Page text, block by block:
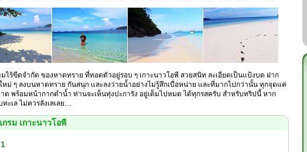
ไร้ขีดจำกัด ของหาดทราย ที่ทอดตัวอยู่รอบ ๆ เกาะนาวโอพี สวยสนิท ละเอียดเป็นแป้งบด ฝาก
หม่ ๆ ลงบนหาดทราย กันสนุก และลงว่ายน้ำอย่างไม่รู้สึกเบื่อหน่าย และที่มากไปกว่านั้น ทุกจุดแค่
ด พร้อมหน้ากากดำน้ำ ท่านจะเห็นทุ่งปะการัง อยู่เต็มไปหมด ได้ทุกรสครับ สำหรับทริปนี้ หาก
ะเล ไม่ควรลังเลเลย....
รม เกาะนาวโอพี